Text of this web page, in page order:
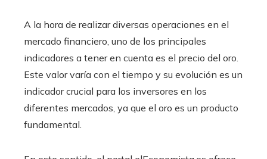
A la hora de realizar diversas operaciones en el
mercado financiero, uno de los principales
indicadores a tener en cuenta es el precio del oro.
Este valor varía con el tiempo y su evolución es un
indicador crucial para los inversores en los
diferentes mercados, ya que el oro es un producto
fundamental.